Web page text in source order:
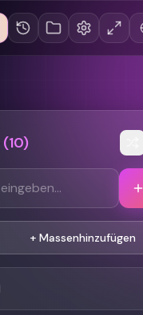
(10)
+ Massenhinzufügen